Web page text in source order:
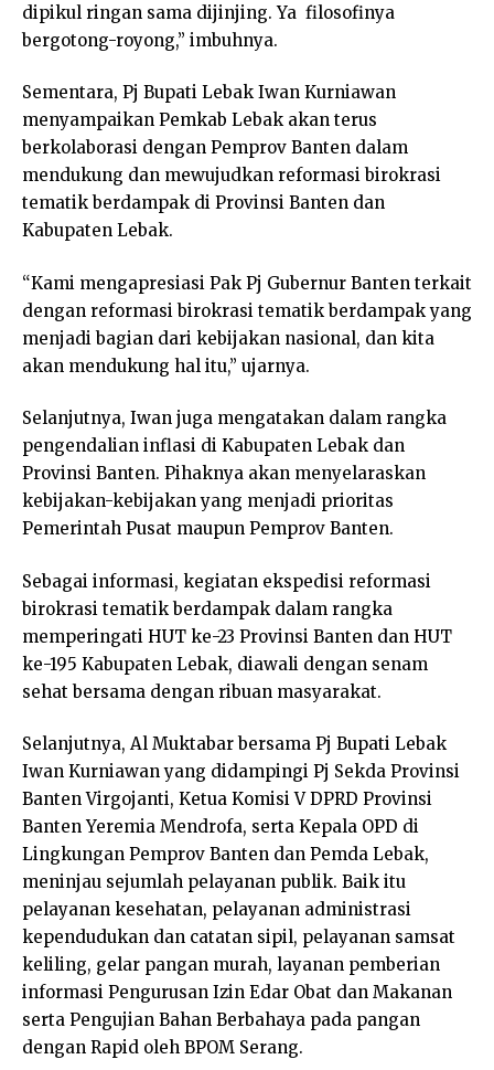
dipikul ringan sama dijinjing. Ya filosofinya
bergotong-royong,” imbuhnya.
Sementara, Pj Bupati Lebak Iwan Kurniawan
menyampaikan Pemkab Lebak akan terus
berkolaborasi dengan Pemprov Banten dalam
mendukung dan mewujudkan reformasi birokrasi
tematik berdampak di Provinsi Banten dan
Kabupaten Lebak.
“Kami mengapresiasi Pak Pj Gubernur Banten terkait
dengan reformasi birokrasi tematik berdampak yang
menjadi bagian dari kebijakan nasional, dan kita
akan mendukung hal itu,” ujarnya.
Selanjutnya, Iwan juga mengatakan dalam rangka
pengendalian inflasi di Kabupaten Lebak dan
Provinsi Banten. Pihaknya akan menyelaraskan
kebijakan-kebijakan yang menjadi prioritas
Pemerintah Pusat maupun Pemprov Banten.
Sebagai informasi, kegiatan ekspedisi reformasi
birokrasi tematik berdampak dalam rangka
memperingati HUT ke-23 Provinsi Banten dan HUT
ke-195 Kabupaten Lebak, diawali dengan senam
sehat bersama dengan ribuan masyarakat.
Selanjutnya, Al Muktabar bersama Pj Bupati Lebak
Iwan Kurniawan yang didampingi Pj Sekda Provinsi
Banten Virgojanti, Ketua Komisi V DPRD Provinsi
Banten Yeremia Mendrofa, serta Kepala OPD di
Lingkungan Pemprov Banten dan Pemda Lebak,
meninjau sejumlah pelayanan publik. Baik itu
pelayanan kesehatan, pelayanan administrasi
kependudukan dan catatan sipil, pelayanan samsat
keliling, gelar pangan murah, layanan pemberian
informasi Pengurusan Izin Edar Obat dan Makanan
serta Pengujian Bahan Berbahaya pada pangan
dengan Rapid oleh BPOM Serang.